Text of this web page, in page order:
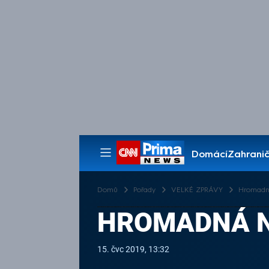
Domácí
Pořady
Domů Pořady VELKÉ ZPRÁVY
HROMADNÁ
15. čvc 2019, 13:32